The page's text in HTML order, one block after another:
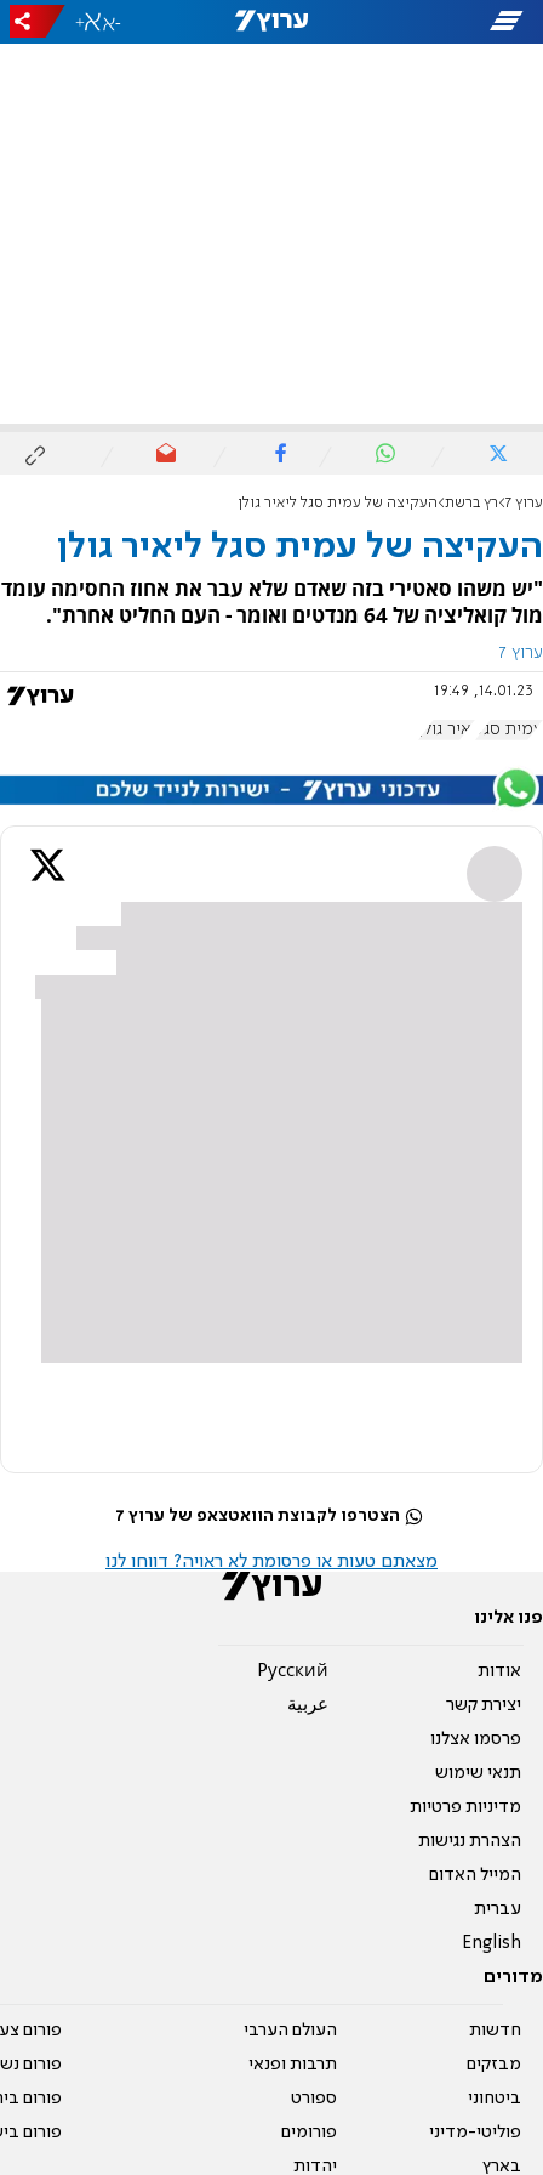
-
+
ערוץ 7 רץ ברשת העקיצה של עמית סגל ליאיר גולן
העקיצה של עמית סגל ליאיר גולן
"יש משהו סאטירי בזה שאדם שלא עבר את אחוז החסימה עומד
מול קואליציה של 64 מנדטים ואומר - העם החליט אחרת".
ערוץ 7
14.01.23, 19:49
עמית סגל יאיר גולן
הצטרפו לקבוצת הוואטצאפ של ערוץ 7
מצאתם טעות או פרסומת לא ראויה? דווחו לנו
פנו אלינו
אודות
יצירת קשר
פרסמו אצלנו
תנאי שימוש
מדיניות פרטיות
הצהרת נגישות
המייל האדום
עברית
English
Pусский
عربية
מדורים
חדשות
מבזקים
ביטחוני
פוליטי-מדיני
בארץ
העולם הערבי
תרבות ופנאי
ספורט
פורומים
יהדות
פורום
פורום
פורום
פורום